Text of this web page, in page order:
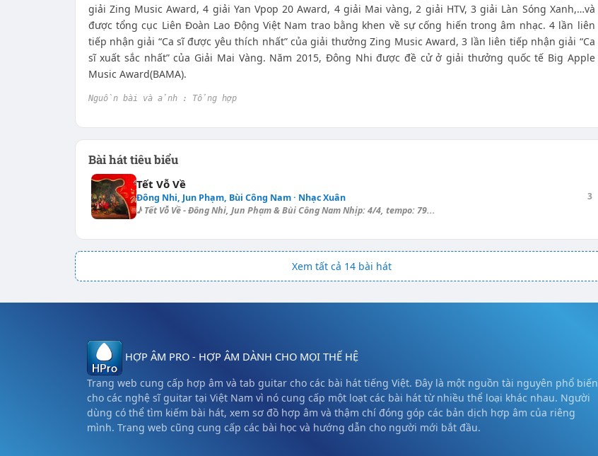
giải Zing Music Award, 4 giải Yan Vpop 20 Award, 4 giải Mai vàng, 2 giải HTV, 3 giải Làn Sóng Xanh,…và
được tổng cục Liên Đoàn Lao Động Việt Nam trao bằng khen về sự cống hiến trong âm nhạc. 4 lần liên
tiếp nhận giải “Ca sĩ được yêu thích nhất” của giải thưởng Zing Music Award, 3 lần liên tiếp nhận giải “Ca
sĩ xuất sắc nhất” của Giải Mai Vàng. Năm 2015, Đông Nhi được đề cử ở giải thưởng quốc tế Big Apple
Music Award(BAMA).
Nguồn bài và ảnh : Tổng hợp
Bài hát tiêu biểu
Tết Vỗ Về
Đông Nhi, Jun Phạm, Bùi Công Nam · Nhạc Xuân
♪ Tết Vỗ Về - Đông Nhi, Jun Phạm & Bùi Công Nam Nhịp: 4/4, tempo: 79...
3
Xem tất cả 14 bài hát
HỢP ÂM PRO - HỢP ÂM DÀNH CHO MỌI THẾ HỆ
Trang web cung cấp hợp âm và tab guitar cho các bài hát tiếng Việt. Đây là một nguồn tài nguyên phổ biến
cho các nghệ sĩ guitar tại Việt Nam vì nó cung cấp một loạt các bài hát từ nhiều thể loại khác nhau. Người
dùng có thể tìm kiếm bài hát, xem sơ đồ hợp âm và thậm chí đóng góp các bản dịch hợp âm của riêng
mình. Trang web cũng cung cấp các bài học và hướng dẫn cho người mới bắt đầu.